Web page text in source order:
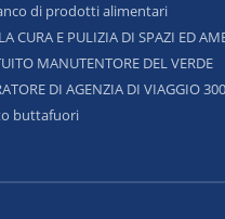
di prodotti alimentari
CURA E PULIZIA DI SPAZI ED
MANUTENTORE DEL VERDE
DI AGENZIA DI VIAGGIO
buttafuori